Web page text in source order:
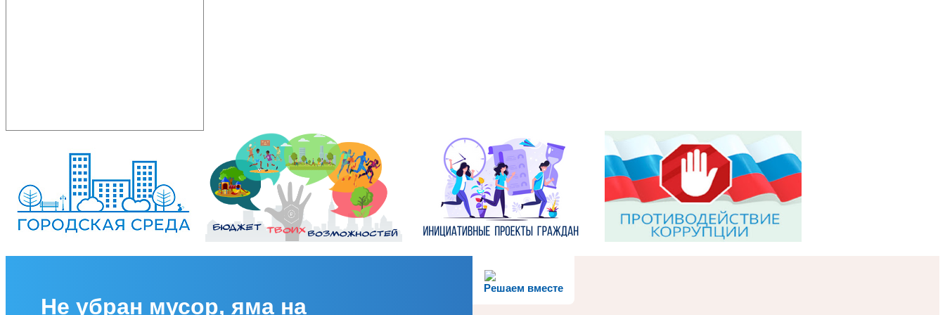
Решаем вместе
Не убран мусор, яма на